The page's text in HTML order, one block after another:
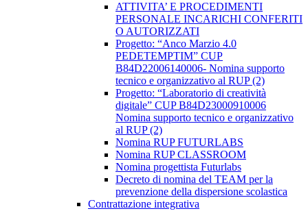
ATTIVITA’ E PROCEDIMENTI
PERSONALE INCARICHI CONFERITI
O AUTORIZZATI
Progetto: “Anco Marzio 4.0
PEDETEMPTIM” CUP
B84D22006140006- Nomina supporto
tecnico e organizzativo al RUP (2)
Progetto: “Laboratorio di creatività
digitale” CUP B84D23000910006
Nomina supporto tecnico e organizzativo
al RUP (2)
Nomina RUP FUTURLABS
Nomina RUP CLASSROOM
Nomina progettista Futurlabs
Decreto di nomina del TEAM per la
prevenzione della dispersione scolastica
Contrattazione integrativa